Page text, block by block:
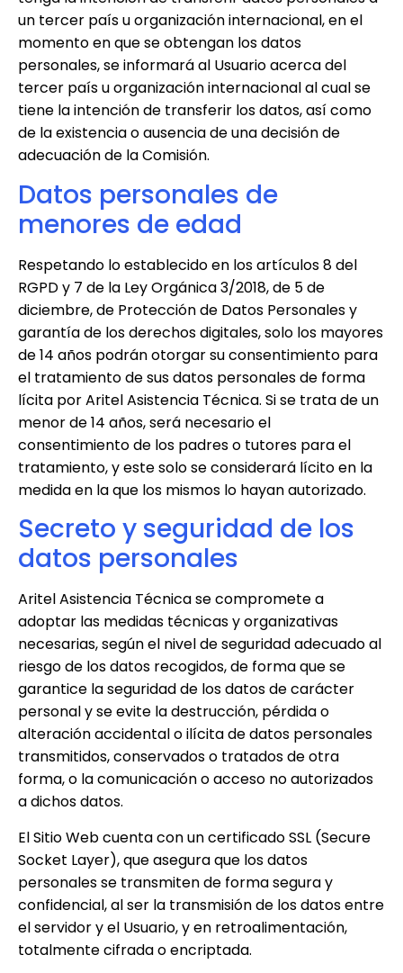
un tercer país u organización internacional, en el
momento en que se obtengan los datos
personales, se informará al Usuario acerca del
tercer país u organización internacional al cual se
tiene la intención de transferir los datos, así como
de la existencia o ausencia de una decisión de
adecuación de la Comisión.
Datos personales de
menores de edad
Respetando lo establecido en los artículos 8 del
RGPD y 7 de la Ley Orgánica 3/2018, de 5 de
diciembre, de Protección de Datos Personales y
garantía de los derechos digitales, solo los mayores
de 14 años podrán otorgar su consentimiento para
el tratamiento de sus datos personales de forma
lícita porAritel Asistencia Técnica. Si se trata de un
menor de 14 años, será necesario el
consentimiento de los padres o tutores para el
tratamiento, y este solo se considerará lícito en la
medida en la que los mismos lo hayan autorizado.
Secreto y seguridad de los
datos personales
Aritel Asistencia Técnicase compromete a
adoptar las medidas técnicas y organizativas
necesarias, según el nivel de seguridad adecuado al
riesgo de los datos recogidos, de forma que se
garantice la seguridad de los datos de carácter
personal y se evite la destrucción, pérdida o
alteración accidental o ilícita de datos personales
transmitidos, conservados o tratados de otra
forma, o la comunicación o acceso no autorizados
a dichos datos.
El Sitio Web cuenta con un certificado SSL (Secure
Socket Layer), que asegura que los datos
personales se transmiten de forma segura y
confidencial, al ser la transmisión de los datos entre
el servidor y el Usuario, y en retroalimentación,
totalmente cifrada o encriptada.